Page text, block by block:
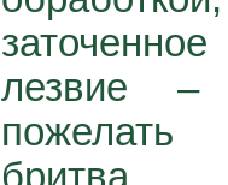
лезвие
пожелать